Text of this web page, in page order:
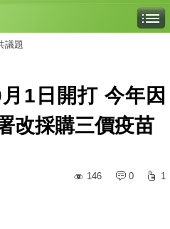
議題
1日開打 今年因
改採購三價疫苗
146
0 1